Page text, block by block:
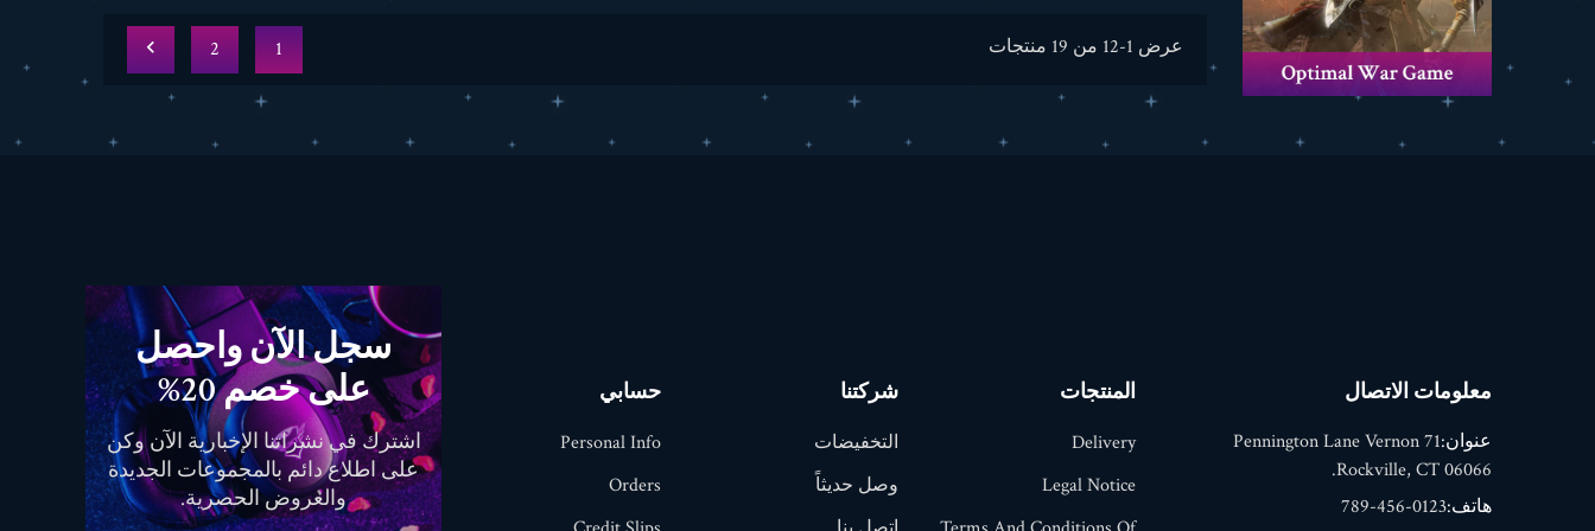
عرض 1-12 من 19 منتجات 1
2

معلومات الاتصال
عنوان:
71 Pennington Lane Vernon
Rockville, CT 06066.
هاتف:0123-456-789
المنتجات
Delivery
Legal Notice
شركتنا
التخفيضات
وصل حديثاً
حسابي
Personal Info
Orders
سجل الآن واحصل
على خصم 20%
اشترك في نشراتنا الإخبارية الآن وكن
على اطلاع دائم بالمجموعات الجديدة
والعروض الحصرية.